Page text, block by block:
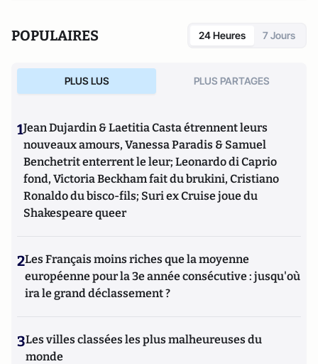
POPULAIRES 24 Heures 7 Jours
PLUS LUS PLUS PARTAGES
1Jean Dujardin & Laetitia Casta étrennent leurs
nouveaux amours, Vanessa Paradis & Samuel
Benchetrit enterrent le leur; Leonardo di Caprio
fond, Victoria Beckham fait du brukini, Cristiano
Ronaldo du bisco-fils; Suri ex Cruise joue du
Shakespeare queer
2Les Français moins riches que la moyenne
européenne pour la 3e année consécutive : jusqu'où
ira le grand déclassement ?
3Les villes classées les plus malheureuses du
monde